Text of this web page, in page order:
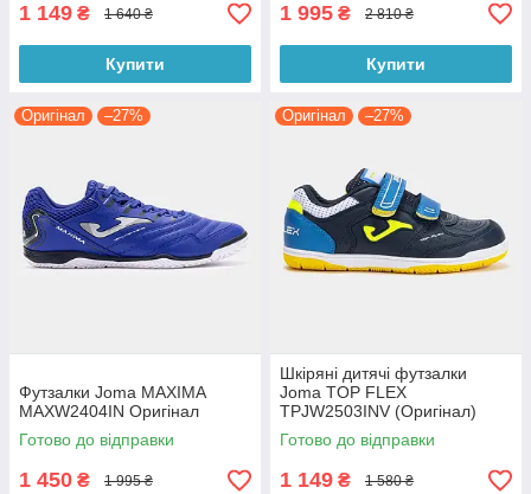
1 149 ₴ 1 640 ₴
Купити
1 995 ₴ 2 810 ₴
Купити
Оригінал –27%
Футзалки Joma MAXIMA
MAXW2404IN Оригінал
Готово до відправки
1 450 ₴ 1 995 ₴
Оригінал –27%
Шкіряні дитячі футзалки
Joma TOP FLEX
TPJW2503INV (Оригінал)
Готово до відправки
1 149 ₴ 1 580 ₴